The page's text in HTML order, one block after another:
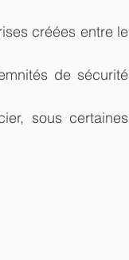
créées entre le
de sécurité
sous certaines